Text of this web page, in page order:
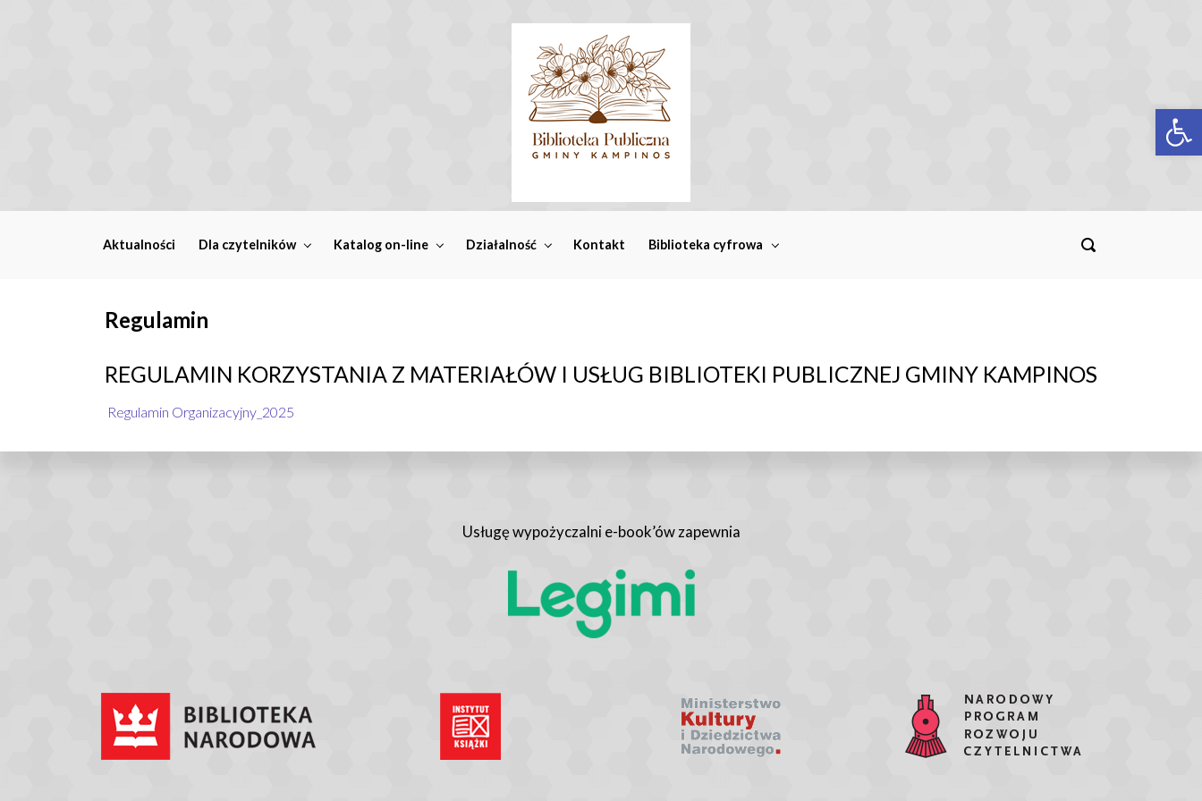
Aktualności Dla czytelników Katalog on-line Działalność Kontakt Biblioteka cyfrowa
Regulamin
REGULAMIN KORZYSTANIA Z MATERIAŁÓW I USŁUG BIBLIOTEKI PUBLICZNEJ GMINY KAMPINOS
Regulamin Organizacyjny_2025
Usługę wypożyczalni e-book’ów zapewnia